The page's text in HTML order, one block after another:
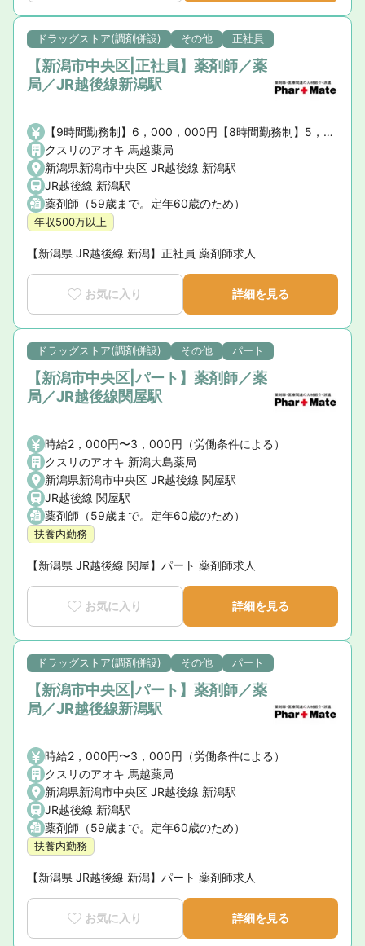
ドラッグストア(調剤併設) その他 正社員
【新潟市中央区|正社員】薬剤師／薬
局／JR越後線新潟駅
【9時間勤務制】6，000，000円【8時間勤務制】5，000，000円※薬剤師手当・賞与を含む、諸手当は含まない
クスリのアオキ 馬越薬局
新潟県新潟市中央区 JR越後線 新潟駅
JR越後線 新潟駅
薬剤師（59歳まで。定年60歳のため）
年収500万以上
【新潟県 JR越後線 新潟】正社員 薬剤師求人
お気に入り 詳細を見る
ドラッグストア(調剤併設) その他 パート
【新潟市中央区|パート】薬剤師／薬
局／JR越後線関屋駅
時給2，000円〜3，000円（労働条件による）
クスリのアオキ 新潟大島薬局
新潟県新潟市中央区 JR越後線 関屋駅
JR越後線 関屋駅
薬剤師（59歳まで。定年60歳のため）
扶養内勤務
【新潟県 JR越後線 関屋】パート 薬剤師求人
お気に入り 詳細を見る
ドラッグストア(調剤併設) その他 パート
【新潟市中央区|パート】薬剤師／薬
局／JR越後線新潟駅
時給2，000円〜3，000円（労働条件による）
クスリのアオキ 馬越薬局
新潟県新潟市中央区 JR越後線 新潟駅
JR越後線 新潟駅
薬剤師（59歳まで。定年60歳のため）
扶養内勤務
【新潟県 JR越後線 新潟】パート 薬剤師求人
お気に入り 詳細を見る